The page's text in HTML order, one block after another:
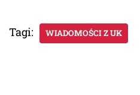
Tagi: WIADOMOŚCI Z UK